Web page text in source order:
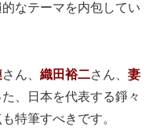
なテーマを内包してい
さん、 織田裕二さん、 妻
、日本を代表する錚々
特筆すべきです。